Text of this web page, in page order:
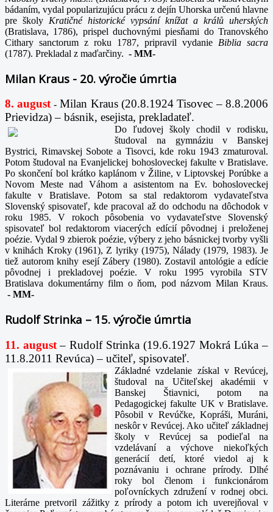
bádaním, vydal popularizujúcu prácu z dejín Uhorska určenú hlavne
pre školy Kratičné historické vypsání knížat a králů uherských
(Bratislava, 1786), prispel duchovnými piesňami do Tranovského
Cithary sanctorum z roku 1787, pripravil vydanie Biblia sacra
(1787). Prekladal z maďarčiny. - MM-
Milan Kraus - 20. výročie úmrtia
8. august -Milan Kraus (20.8.1924 Tisovec – 8.8.2006
Prievidza) – básnik, esejista, prekladateľ.
Do ľudovej školy chodil v rodisku,
študoval na gymnáziu v Banskej
Bystrici, Rimavskej Sobote a Tisovci, kde roku 1943 zmaturoval.
Potom študoval na Evanjelickej bohosloveckej fakulte v Bratislave.
Po skončení bol krátko kaplánom v Žiline, v Liptovskej Porúbke a
Novom Meste nad Váhom a asistentom na Ev. bohosloveckej
fakulte v Bratislave. Potom sa stal redaktorom vydavateľstva
Slovenský spisovateľ, kde pracoval až do odchodu na dôchodok v
roku 1985. V rokoch pôsobenia vo vydavateľstve Slovenský
spisovateľ bol redaktorom viacerých edícií pôvodnej i preloženej
poézie. Vydal 9 zbierok poézie, výbery z jeho básnickej tvorby vyšli
v knihách Kroky (1961), Z lyriky (1975), Nálady (1979, 1983). Je
tiež autorom knihy esejí Zábery (1980). Zostavil antológie a edície
pôvodnej i prekladovej poézie. V roku 1995 vyrobila STV
Bratislava dokumentárny film o ňom, pod názvom Milan Kraus.
- MM-
Rudolf Strinka – 15. výročie úmrtia
11. august – Rudolf Strinka (19.6.1927 Mokrá Lúka –
11.8.2011 Revúca) – učiteľ, spisovateľ.
Základné vzdelanie získal v Revúcej,
študoval na Učiteľskej akadémii v
Banskej Štiavnici, potom na
Pedagogickej fakulte UK v Bratislave.
Pôsobil v Revúčke, Kopráši, Muráni,
neskôr v Revúcej. Ako učiteľ základnej
školy v Revúcej sa podieľal na
vzdelávaní a výchove niekoľkých
generácií detí, ktoré viedol aj k
poznávaniu i ochrane prírody. Dlhé
roky bol členom i funkcionárom
poľovníckych združení v rodnej obci.
Literárne pretvoril zážitky z prírody a potom ich uverejňoval v